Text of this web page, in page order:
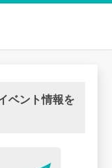
ベント情報を